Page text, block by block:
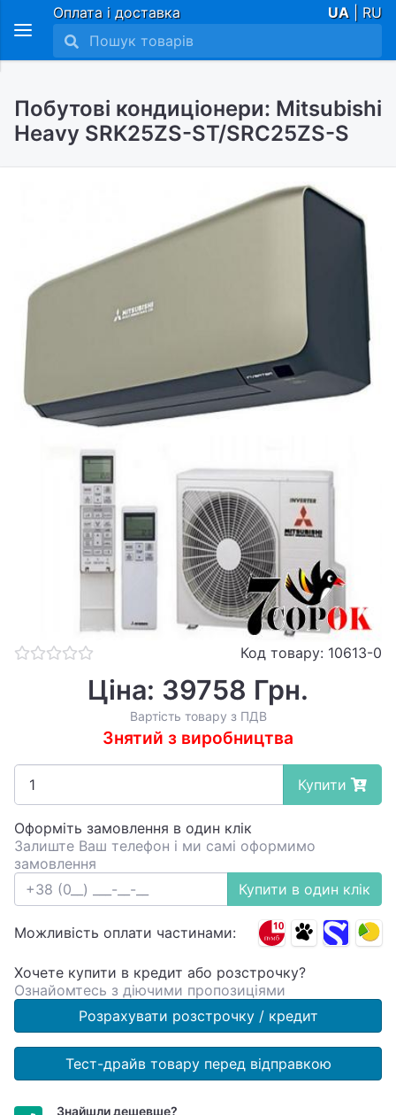
Оплата і доставка UA | RU
Побутові кондиціонери: Mitsubishi
Heavy SRK25ZS-ST/SRC25ZS-S
Код товару: 10613-0
Ціна: 39758 Грн.
Вартість товару з ПДВ
Знятий з виробництва
Купити
Оформіть замовлення в один клік
Залиште Ваш телефон і ми самі оформимо
замовлення
Купити в один клік
Можливість оплати частинами:
Хочете купити в кредит або розстрочку?
Ознайомтесь з діючими пропозиціями
Розрахувати розстрочку / кредит
Тест-драйв товару перед відправкою
Знайшли дешевше?